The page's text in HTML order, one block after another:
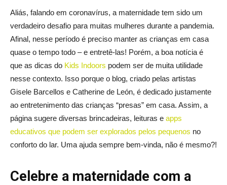
Aliás, falando em coronavírus, a maternidade tem sido um
verdadeiro desafio para muitas mulheres durante a pandemia.
Afinal, nesse período é preciso manter as crianças em casa
quase o tempo todo – e entretê-las! Porém, a boa notícia é
que as dicas do Kids Indoors podem ser de muita utilidade
nesse contexto. Isso porque o blog, criado pelas artistas
Gisele Barcellos e Catherine de León, é dedicado justamente
ao entretenimento das crianças “presas” em casa. Assim, a
página sugere diversas brincadeiras, leituras e apps
educativos que podem ser explorados pelos pequenos no
conforto do lar. Uma ajuda sempre bem-vinda, não é mesmo?!
Celebre a maternidade com a